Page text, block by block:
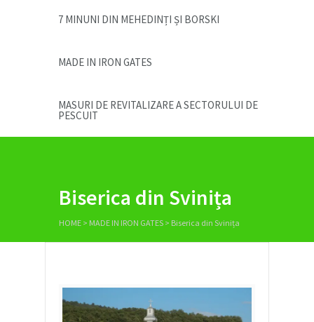
7 MINUNI DIN MEHEDINȚI ȘI BORSKI
MADE IN IRON GATES
MASURI DE REVITALIZARE A SECTORULUI DE
PESCUIT
Biserica din Svinița
HOME > MADE IN IRON GATES > Biserica din Svinița